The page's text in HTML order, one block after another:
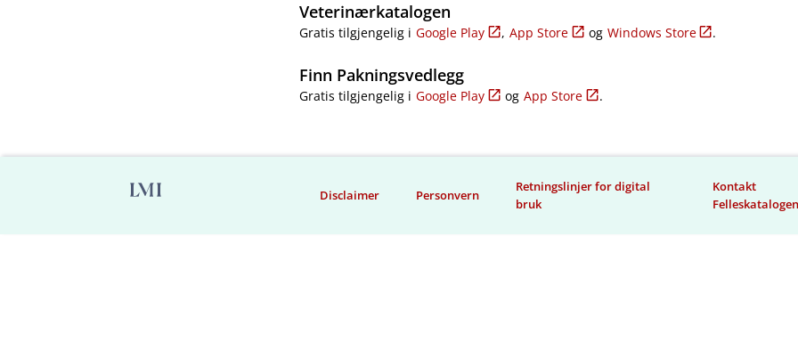
Veterinærkatalogen
Gratis tilgjengelig i Google Play , App Store og Windows Store .
Finn Pakningsvedlegg
Gratis tilgjengelig i Google Play og App Store .
Disclaimer Personvern
Retningslinjer for digital
bruk
Kontakt
Felleskatalogen